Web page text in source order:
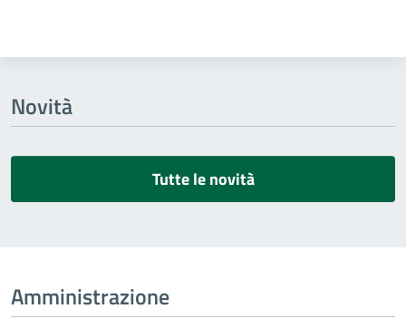
Novità
Tutte le novità
Amministrazione